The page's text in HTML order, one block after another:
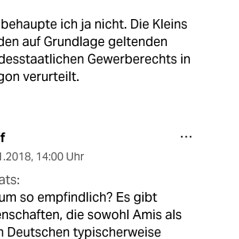
ich ja nicht. Die Kleins
auf Grundlage geltenden
Gewerberechts in
verurteilt.
, 14:00 Uhr
so empfindlich? Es gibt
die sowohl Amis als
Deutschen typischerweise